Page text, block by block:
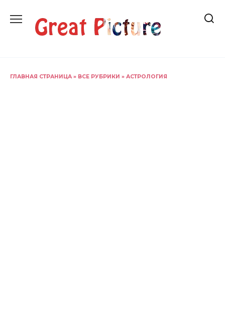
содержанию
ГЛАВНАЯ СТРАНИЦА » ВСЕ РУБРИКИ » АСТРОЛОГИЯ